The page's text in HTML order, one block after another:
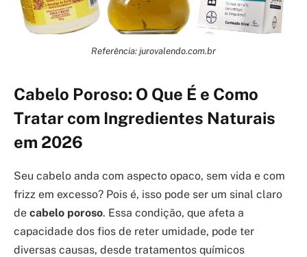
Referência: jurovalendo.com.br
Cabelo Poroso: O Que É e Como
Tratar com Ingredientes Naturais
em 2026
Seu cabelo anda com aspecto opaco, sem vida e com
frizz em excesso? Pois é, isso pode ser um sinal claro
de cabelo poroso. Essa condição, que afeta a
capacidade dos fios de reter umidade, pode ter
diversas causas, desde tratamentos químicos